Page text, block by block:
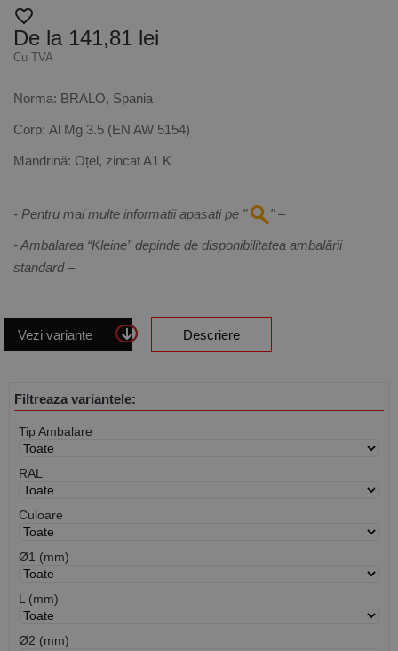
favorite_border
De la 141,81 lei
Cu TVA
Norma: BRALO, Spania
Corp: Al Mg 3.5 (EN AW 5154)
Mandrină: Oțel, zincat A1 K
- Pentru mai multe informatii apasati pe " " –
- Ambalarea “Kleine” depinde de disponibilitatea ambalării
standard –
Vezi variante Descriere
Filtreaza variantele:
Tip Ambalare
RAL
Culoare
Ø1 (mm)
L (mm)
Ø2 (mm)